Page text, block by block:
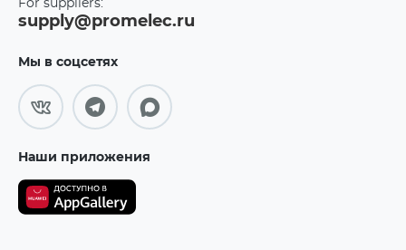
For suppliers:
supply@promelec.ru
Мы в соцсетях
Наши приложения